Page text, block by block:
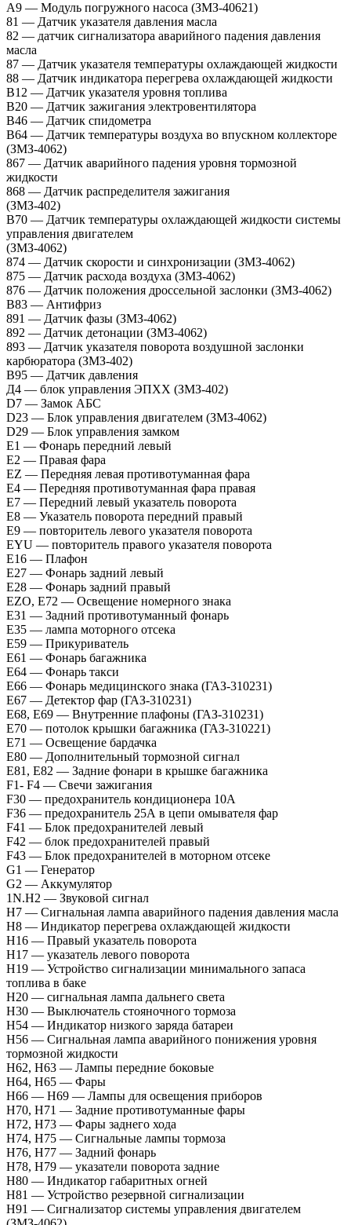
А9 — Модуль погружного насоса (ЗМЗ-40621)
81 — Датчик указателя давления масла
82 — датчик сигнализатора аварийного падения давления
масла
87 — Датчик указателя температуры охлаждающей жидкости
88 — Датчик индикатора перегрева охлаждающей жидкости
B12 — Датчик указателя уровня топлива
B20 — Датчик зажигания электровентилятора
В46 — Датчик спидометра
В64 — Датчик температуры воздуха во впускном коллекторе
(ЗМЗ-4062)
867 — Датчик аварийного падения уровня тормозной
жидкости
868 — Датчик распределителя зажигания
(ЗМЗ-402)
B70 — Датчик температуры охлаждающей жидкости системы
управления двигателем
(ЗМЗ-4062)
874 — Датчик скорости и синхронизации (ЗМЗ-4062)
875 — Датчик расхода воздуха (ЗМЗ-4062)
876 — Датчик положения дроссельной заслонки (ЗМЗ-4062)
B83 — Антифриз
891 — Датчик фазы (ЗМЗ-4062)
892 — Датчик детонации (ЗМЗ-4062)
893 — Датчик указателя поворота воздушной заслонки
карбюратора (ЗМЗ-402)
B95 — Датчик давления
Д4 — блок управления ЭПХХ (ЗМЗ-402)
D7 — Замок АБС
D23 — Блок управления двигателем (ЗМЗ-4062)
D29 — Блок управления замком
E1 — Фонарь передний левый
E2 — Правая фара
EZ — Передняя левая противотуманная фара
E4 — Передняя противотуманная фара правая
E7 — Передний левый указатель поворота
E8 — Указатель поворота передний правый
E9 — повторитель левого указателя поворота
EYU — повторитель правого указателя поворота
E16 — Плафон
E27 — Фонарь задний левый
E28 — Фонарь задний правый
EZO, E72 — Освещение номерного знака
E31 — Задний противотуманный фонарь
E35 — лампа моторного отсека
E59 — Прикуриватель
E61 — Фонарь багажника
E64 — Фонарь такси
Е66 — Фонарь медицинского знака (ГАЗ-310231)
Е67 — Детектор фар (ГАЗ-310231)
Е68, Е69 — Внутренние плафоны (ГАЗ-310231)
Е70 — потолок крышки багажника (ГАЗ-310221)
E71 — Освещение бардачка
E80 — Дополнительный тормозной сигнал
E81, E82 — Задние фонари в крышке багажника
F1- F4 — Свечи зажигания
F30 — предохранитель кондиционера 10А
F36 — предохранитель 25А в цепи омывателя фар
F41 — Блок предохранителей левый
F42 — блок предохранителей правый
F43 — Блок предохранителей в моторном отсеке
G1 — Генератор
G2 — Аккумулятор
1N.H2 — Звуковой сигнал
H7 — Сигнальная лампа аварийного падения давления масла
H8 — Индикатор перегрева охлаждающей жидкости
H16 — Правый указатель поворота
H17 — указатель левого поворота
Н19 — Устройство сигнализации минимального запаса
топлива в баке
H20 — сигнальная лампа дальнего света
H30 — Выключатель стояночного тормоза
H54 — Индикатор низкого заряда батареи
H56 — Сигнальная лампа аварийного понижения уровня
тормозной жидкости
Н62, Н63 — Лампы передние боковые
H64, H65 — Фары
H66 — H69 — Лампы для освещения приборов
H70, H71 — Задние противотуманные фары
H72, H73 — Фары заднего хода
H74, H75 — Сигнальные лампы тормоза
Н76, Н77 — Задний фонарь
H78, H79 — указатели поворота задние
H80 — Индикатор габаритных огней
Н81 — Устройство резервной сигнализации
Н91 — Сигнализатор системы управления двигателем